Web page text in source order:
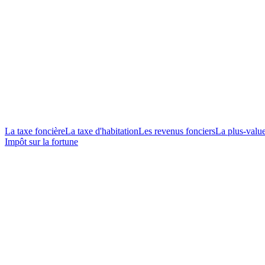
La taxe foncièreLa taxe d'habitationLes revenus fonciersLa plus-
Impôt sur la fortune